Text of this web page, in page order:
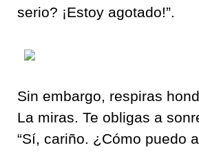
serio? ¡Estoy agotado!”.
Sin embargo, respiras
La miras. Te obligas a
“Sí, cariño. ¿Cómo puedo